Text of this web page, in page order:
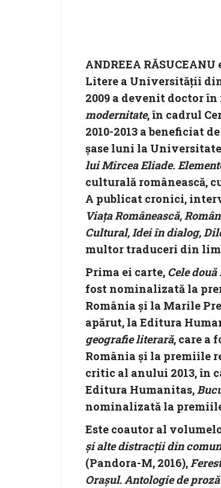
ANDREEA
Litere a Universităţii din
2009 a devenit doctor
modernitate, în cadrul
2010-2013 a beneficiat
șase luni la
lui MirceaEliade.
culturală românească,
A publicat cronici,
Viaţa Românească,
Cultural, Idei în dialog,
multor traduceri din
Prima ei carte, Cele
fost nominalizată la
România şi la Marile
apărut, la Editura
geografie literară, care a
România și la premiile
critic al anului 2013, în
Editura Humanitas,
nominalizată la
Este coautor al
și alte distracții din
(Pandora-M, 2016),
Orașul.Antologie de proză